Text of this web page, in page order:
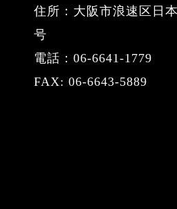
住所：大阪市浪速区日
号
電話：06-6641-1779
FAX: 06-6643-5889